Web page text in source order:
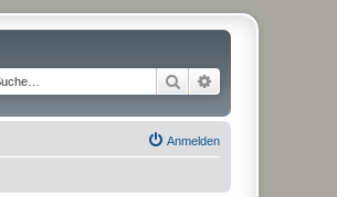
Suche
Anmelden